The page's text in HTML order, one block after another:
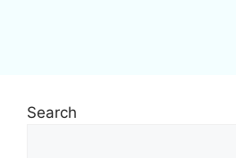
Search